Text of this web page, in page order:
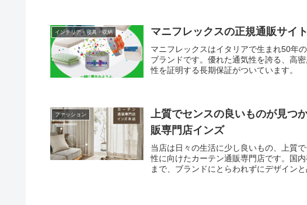
インテリア・寝具・収納 マニフレックスの正規通販サイ
マニフレックスはイタリアで生まれ50年
ブランドです。優れた通気性を誇る、高
性を証明する長期保証がついています。
ファッション
上質でセンスの良いものが見つ
販専門店インズ
当店は日々の生活に少し良いもの、上質
性に向けたカーテン通販専門店です。国
まで、ブランドにとらわれずにデザイン